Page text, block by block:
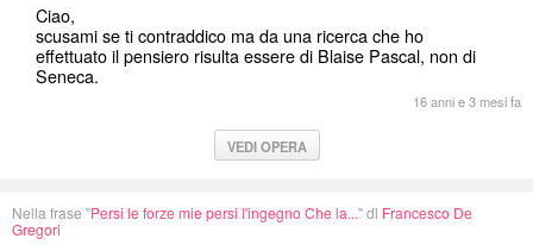
Ciao,
scusami se ti contraddico ma da una ricerca che ho
effettuato il pensiero risulta essere di Blaise Pascal, non di
Seneca.
16 anni e 3 mesi fa
VEDI OPERA
Nella frase "Persi le forze mie persi l'ingegno Che la..." di Francesco De
Gregori